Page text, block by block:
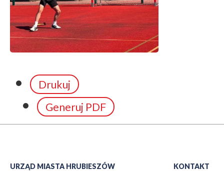
Drukuj
Generuj PDF
URZĄD MIASTA HRUBIESZÓW KONTAKT